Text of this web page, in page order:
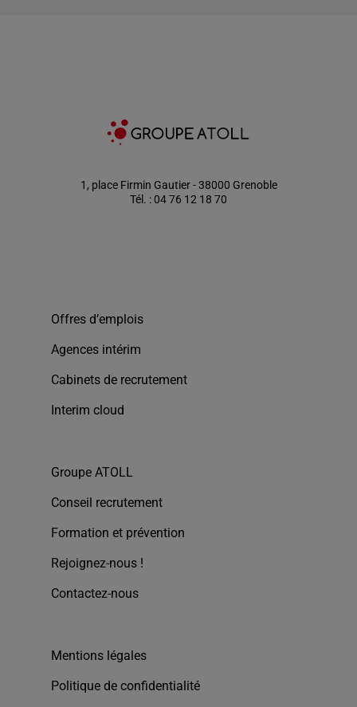
1, place Firmin Gautier - 38000 Grenoble
Tél. : 04 76 12 18 70
Offres d’emplois
Agences intérim
Cabinets de recrutement
Interim cloud
Groupe ATOLL
Conseil recrutement
Formation et prévention
Rejoignez-nous !
Contactez-nous
Mentions légales
Politique de confidentialité